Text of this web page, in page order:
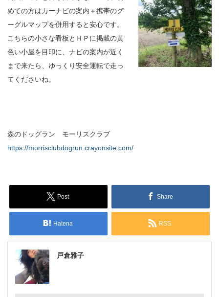
めての方はカーナビの案内＋携帯のグ
ーグルマップを併用すると安心です。
こちらの小さな看板とＨＰに掲載の黄
色い小屋を目印に、ナビの案内が近く
まで来たら、ゆっくり安全運転で走っ
てくださいね。
森のドッグラン モーリスクラブ
https://morrisclubdogrun.crayonsite.com/
Post Share
Hatena RSS
戸倉雅子